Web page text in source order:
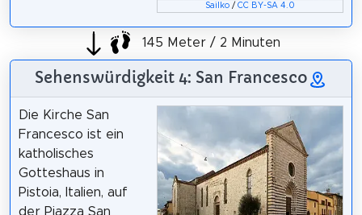
Sailko /CC BY-SA 4.0
145 Meter / 2 Minuten
Sehenswürdigkeit 4: San Francesco
Die Kirche San
Francesco ist ein
katholisches
Gotteshaus in
Pistoia, Italien, auf
der Piazza San